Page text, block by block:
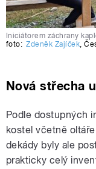
Iniciátorem záchrany
foto: Zdeněk Zajíček,
Nová střecha
Podle dostupných
kostel včetně
dekády byly ale
prakticky celý